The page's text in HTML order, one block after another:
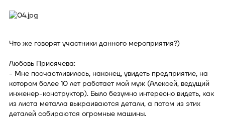
Что же говорят участники данного мероприятия?)
Любовь Присячева:
- Мне посчастливилось, наконец, увидеть предприятие, на
котором более 10 лет работает мой муж (Алексей, ведущий
инженер-конструктор). Было безумно интересно видеть, как
из листа металла выкраиваются детали, а потом из этих
деталей собираются огромные машины.